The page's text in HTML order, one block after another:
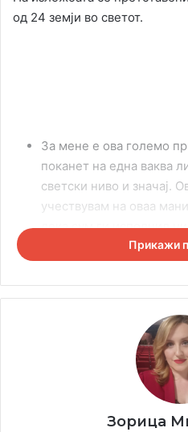
од 24 земји во светот.
За мене е ова големо
поканет на една ваква
светски ниво и значај.
учествувам на оваа
дека сум ги исполнил
очекувања. И ова не е
Моите слики се
галерии и изложби на
Пикасо, Гоген и многу
моменти и сништа за
да се најде моето дело
светски големини. Ете
живее и мечтае, а тоа
Прикажи
Зорица